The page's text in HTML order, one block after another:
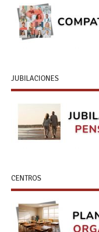
JUBILACIONES
CENTROS